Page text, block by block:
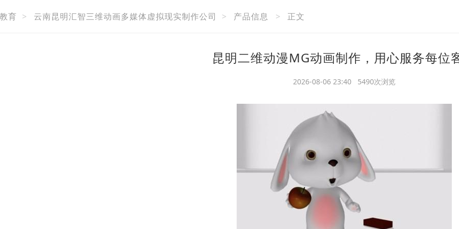
育 > 云南昆明汇智三维动画多媒体虚拟现实制作公司 > 产品信息 > 正文
昆明二维动漫MG动画制作，用心服务每位
2026-08-06 23:40 5490次浏览